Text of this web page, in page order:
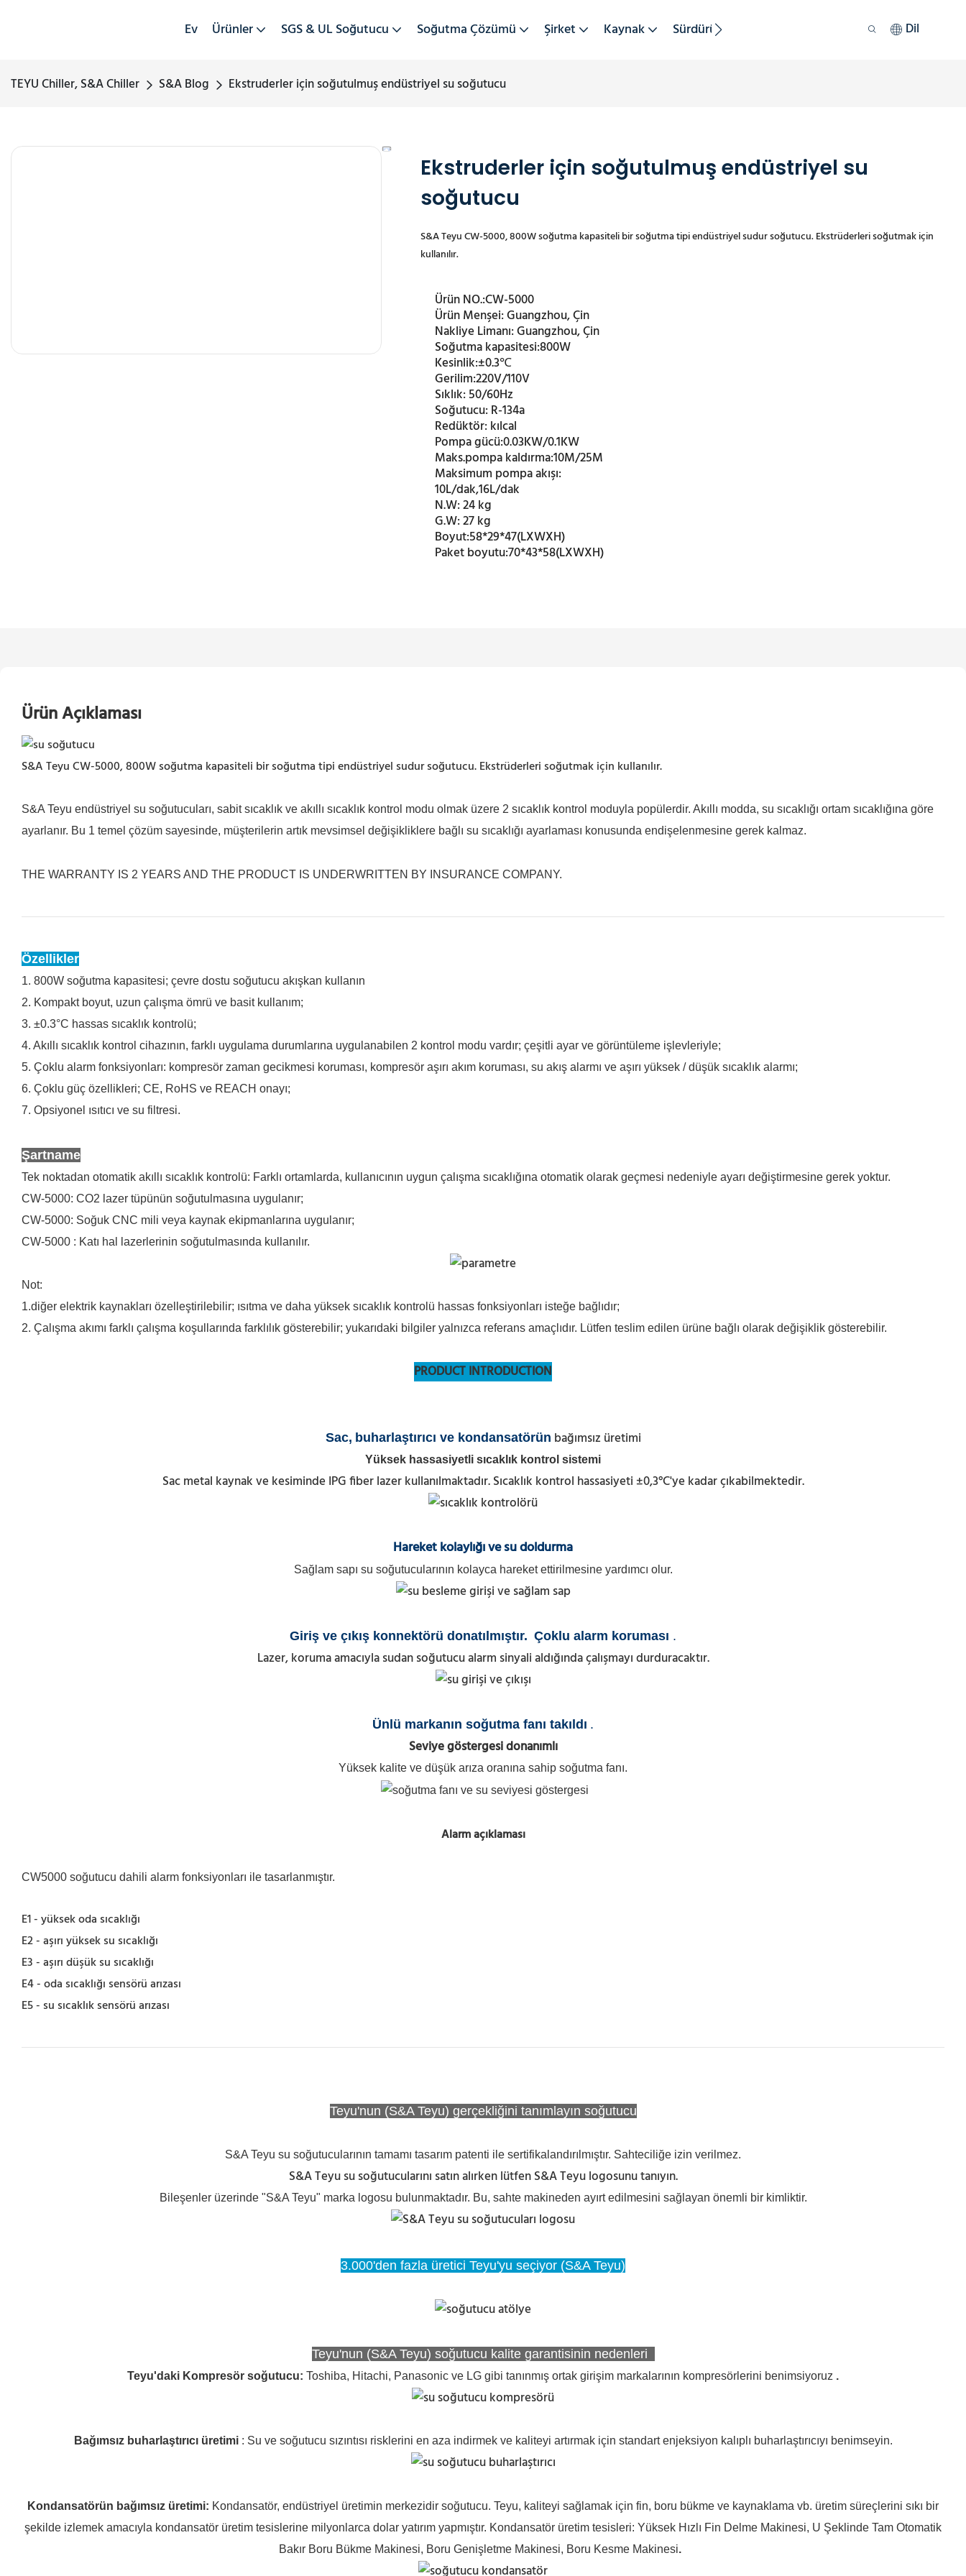
Ev Ürünler SGS & UL Soğutucu Soğutma Çözümü Şirket Kaynak Sürdürülebilirlik Dil
TEYU Chiller, S&A Chiller S&A Blog Ekstruderler için soğutulmuş endüstriyel su soğutucu
Ekstruderler için soğutulmuş endüstriyel su
soğutucu
S&A Teyu CW-5000, 800W soğutma kapasiteli bir soğutma tipi endüstriyel sudur soğutucu. Ekstrüderleri soğutmak için
kullanılır.
Ürün NO.:CW-5000
Ürün Menşei:Guangzhou, Çin
Nakliye Limanı:Guangzhou, Çin
Soğutma kapasitesi:800W
Kesinlik:±0.3℃
Gerilim:220V/110V
Sıklık:50/60Hz
Soğutucu:R-134a
Redüktör:kılcal
Pompa gücü:0.03KW/0.1KW
Maks.pompa kaldırma:10M/25M
Maksimum pompa akışı:
10L/dak,16L/dak
N.W:24 kg
G.W:27 kg
Boyut:58*29*47(LXWXH)
Paket boyutu:70*43*58(LXWXH)
Ürün Açıklaması
S&A Teyu CW-5000, 800W soğutma kapasiteli bir soğutma tipi endüstriyel sudur soğutucu. Ekstrüderleri soğutmak için kullanılır.
S&A Teyu endüstriyel su soğutucuları, sabit sıcaklık ve akıllı sıcaklık kontrol modu olmak üzere 2 sıcaklık kontrol moduyla popülerdir. Akıllı modda, su sıcaklığı ortam sıcaklığına göre
ayarlanır. Bu 1 temel çözüm sayesinde, müşterilerin artık mevsimsel değişikliklere bağlı su sıcaklığı ayarlaması konusunda endişelenmesine gerek kalmaz.
THE WARRANTY IS 2 YEARS AND THE PRODUCT IS UNDERWRITTEN BY INSURANCE COMPANY.
Özellikler
1. 800W soğutma kapasitesi; çevre dostu soğutucu akışkan kullanın
2. Kompakt boyut, uzun çalışma ömrü ve basit kullanım;
3. ±0.3°C hassas sıcaklık kontrolü;
4. Akıllı sıcaklık kontrol cihazının, farklı uygulama durumlarına uygulanabilen 2 kontrol modu vardır; çeşitli ayar ve görüntüleme işlevleriyle;
5. Çoklu alarm fonksiyonları: kompresör zaman gecikmesi koruması, kompresör aşırı akım koruması, su akış alarmı ve aşırı yüksek / düşük sıcaklık alarmı;
6. Çoklu güç özellikleri; CE, RoHS ve REACH onayı;
7. Opsiyonel ısıtıcı ve su filtresi.
Şartname
Tek noktadan otomatik akıllı sıcaklık kontrolü: Farklı ortamlarda, kullanıcının uygun çalışma sıcaklığına otomatik olarak geçmesi nedeniyle ayarı değiştirmesine gerek yoktur.
CW-5000: CO2 lazer tüpünün soğutulmasına uygulanır;
CW-5000: Soğuk CNC mili veya kaynak ekipmanlarına uygulanır;
CW-5000 : Katı hal lazerlerinin soğutulmasında kullanılır.
Not:
1.diğer elektrik kaynakları özelleştirilebilir; ısıtma ve daha yüksek sıcaklık kontrolü hassas fonksiyonları isteğe bağlıdır;
2. Çalışma akımı farklı çalışma koşullarında farklılık gösterebilir; yukarıdaki bilgiler yalnızca referans amaçlıdır. Lütfen teslim edilen ürüne bağlı olarak değişiklik gösterebilir.
PRODUCT INTRODUCTION
Sac, buharlaştırıcı ve kondansatörün bağımsız üretimi
Yüksek hassasiyetli sıcaklık kontrol sistemi
Sac metal kaynak ve kesiminde IPG fiber lazer kullanılmaktadır. Sıcaklık kontrol hassasiyeti ±0,3°C'ye kadar çıkabilmektedir.
Hareket kolaylığıve su doldurma
Sağlam sapı su soğutucularının kolayca hareket ettirilmesine yardımcı olur.
Giriş ve çıkış konnektörü donatılmıştır. Çoklu alarm koruması .
Lazer, koruma amacıyla sudan soğutucu alarm sinyali aldığında çalışmayı durduracaktır.
Ünlü markanın soğutma fanı takıldı .
Seviye göstergesi donanımlı
Yüksek kalite ve düşük arıza oranına sahip soğutma fanı.
Alarm açıklaması
CW5000 soğutucu dahili alarm fonksiyonları ile tasarlanmıştır.
E1 - yüksek oda sıcaklığı
E2 - aşırı yüksek su sıcaklığı
E3 - aşırı düşük su sıcaklığı
E4 - oda sıcaklığı sensörü arızası
E5 - su sıcaklık sensörü arızası
Teyu'nun (S&A Teyu) gerçekliğini tanımlayın soğutucu
S&A Teyu su soğutucularının tamamı tasarım patenti ile sertifikalandırılmıştır. Sahteciliğe izin verilmez.
S&A Teyu su soğutucularını satın alırken lütfen S&A Teyu logosunu tanıyın.
Bileşenler üzerinde "S&A Teyu" marka logosu bulunmaktadır. Bu, sahte makineden ayırt edilmesini sağlayan önemli bir kimliktir.
3.000'den fazla üretici Teyu'yu seçiyor (S&A Teyu)
Teyu'nun (S&A Teyu) soğutucu kalite garantisinin nedenleri
Teyu'daki Kompresör soğutucu: Toshiba, Hitachi, Panasonic ve LG gibi tanınmış ortak girişim markalarının kompresörlerini benimsiyoruz .
Bağımsız buharlaştırıcı üretimi: Su ve soğutucu sızıntısı risklerini en aza indirmek ve kaliteyi artırmak için standart enjeksiyon kalıplı buharlaştırıcıyı benimseyin.
Kondansatörün bağımsız üretimi: Kondansatör, endüstriyel üretimin merkezidir soğutucu. Teyu, kaliteyi sağlamak için fin, boru bükme ve kaynaklama vb. üretim süreçlerini sıkı bir
şekilde izlemek amacıyla kondansatör üretim tesislerine milyonlarca dolar yatırım yapmıştır. Kondansatör üretim tesisleri: Yüksek Hızlı Fin Delme Makinesi, U Şeklinde Tam Otomatik
Bakır Boru Bükme Makinesi, Boru Genişletme Makinesi, Boru Kesme Makinesi.